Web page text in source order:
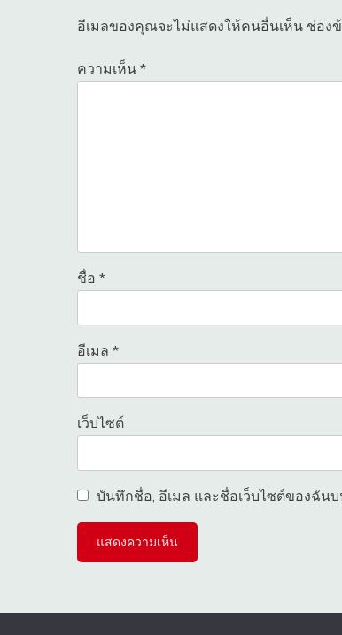
อีเมลของคุณจะไม่แสดงให้คนอื่นเห็น ช่อง
ความเห็น *
ชื่อ *
อีเมล *
เว็บไซต์
บันทึกชื่อ, อีเมล และชื่อเว็บไซต์ของฉัน